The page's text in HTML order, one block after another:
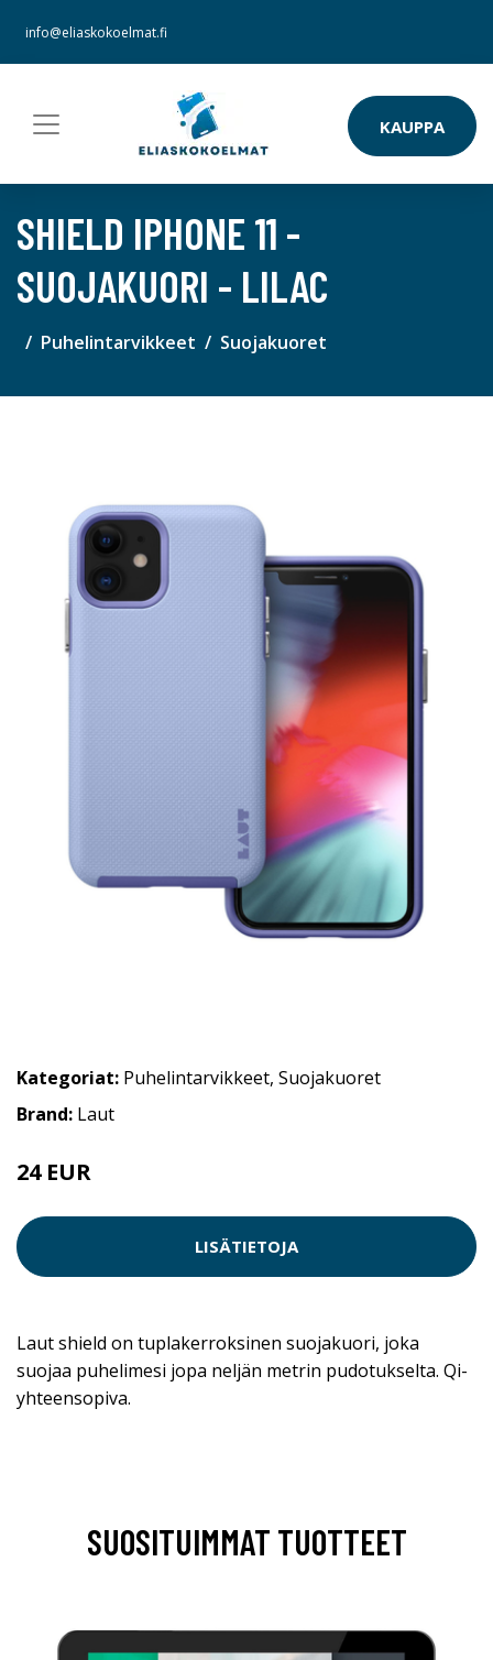
info@eliaskokoelmat.fi
KAUPPA
SHIELD IPHONE 11 -
SUOJAKUORI - LILAC
Puhelintarvikkeet Suojakuoret
Kategoriat: Puhelintarvikkeet, Suojakuoret
Brand: Laut
24 EUR
LISÄTIETOJA
Laut shield on tuplakerroksinen suojakuori, joka
suojaa puhelimesi jopa neljän metrin pudotukselta. Qi-
yhteensopiva.
SUOSITUIMMAT TUOTTEET